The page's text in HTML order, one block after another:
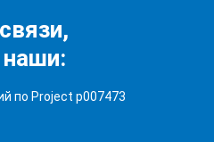
наши:
по Project p007473